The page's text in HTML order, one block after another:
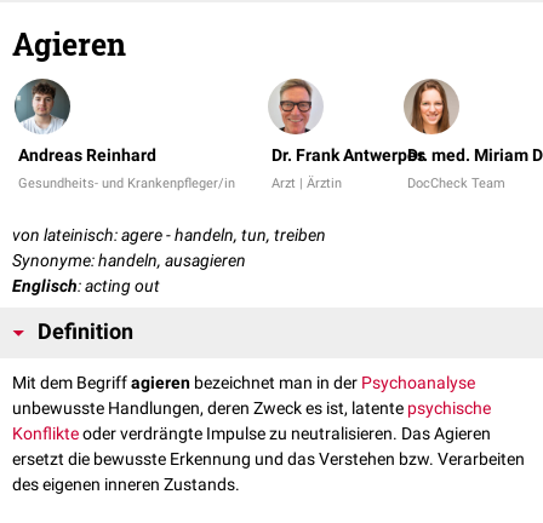
Agieren
Andreas Reinhard
Gesundheits- und Krankenpfleger/in
Dr. Frank Antwerpes
Arzt | Ärztin
Dr. med. Miriam
DocCheck Team
von lateinisch: agere - handeln, tun, treiben
Synonyme: handeln, ausagieren
Englisch: acting out
Definition
Mit dem Begriffagieren bezeichnet man in der Psychoanalyse
unbewusste Handlungen, deren Zweck es ist, latente psychische
Konflikteoder verdrängte Impulse zu neutralisieren. Das Agieren
ersetzt die bewusste Erkennung und das Verstehen bzw. Verarbeiten
des eigenen inneren Zustands.